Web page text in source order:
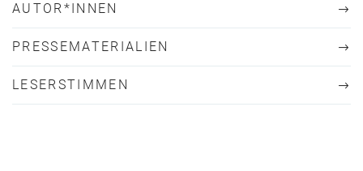
AUTOR*INNEN
PRESSEMATERIALIEN
LESERSTIMMEN